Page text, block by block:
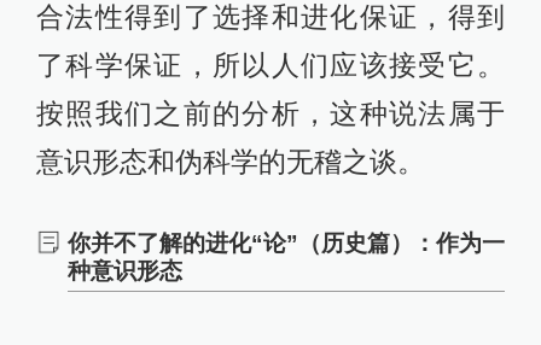
合法性得到了选择和进化保证，得到
了科学保证，所以人们应该接受它。
按照我们之前的分析，这种说法属于
意识形态和伪科学的无稽之谈。
你并不了解的进化“论”（历史篇）：作为一
种意识形态